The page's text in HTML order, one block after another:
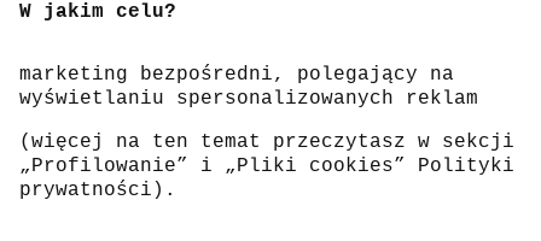
W jakim celu?
marketing bezpośredni, polegający na
wyświetlaniu spersonalizowanych reklam
(więcej na ten temat przeczytasz w sekcji
„Profilowanie” i „Pliki cookies” Polityki
prywatności).